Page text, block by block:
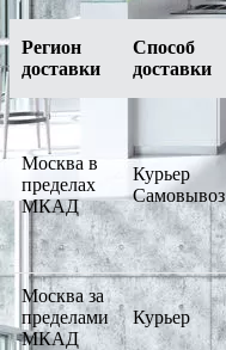
Регион
доставки
Способ
доставки
Москва в
пределах
МКАД
Курьер
Самовывоз
Москва за
пределами
МКАД
Курьер